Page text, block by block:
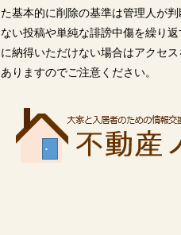
た基本的に削除の基準は管理人が
ない投稿や単純な誹謗中傷を繰り
に納得いただけない場合はアクセ
ありますのでご注意ください。